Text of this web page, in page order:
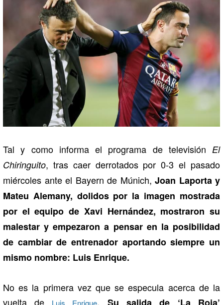
Tal y como informa el programa de televisión El
Chiringuito, tras caer derrotados por 0-3 el pasado
miércoles ante el Bayern de Múnich, Joan Laporta y
Mateu Alemany, dolidos por la imagen mostrada
por el equipo de Xavi Hernández, mostraron su
malestar y empezaron a pensar en la posibilidad
de cambiar de entrenador aportando siempre un
mismo nombre: Luis Enrique.
No es la primera vez que se especula acerca de la
vuelta de Luis Enrique.